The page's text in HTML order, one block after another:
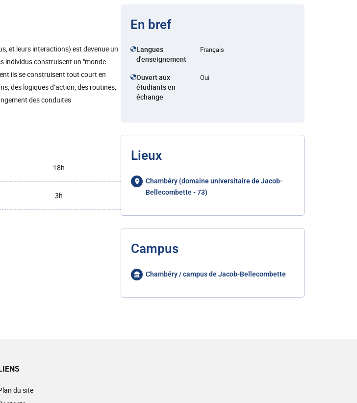
et leurs interactions) est devenue un
individus construisent un "monde
ils se construisent tout court en
des logiques d’action, des routines,
des conduites
18h
3h
En bref
Langues
d'enseignement
Français
Ouvert aux
étudiants en
échange
Oui
Lieux
Chambéry (domaine universitaire de Jacob-
Bellecombette - 73)
Campus
Chambéry / campus de Jacob-Bellecombette
du site